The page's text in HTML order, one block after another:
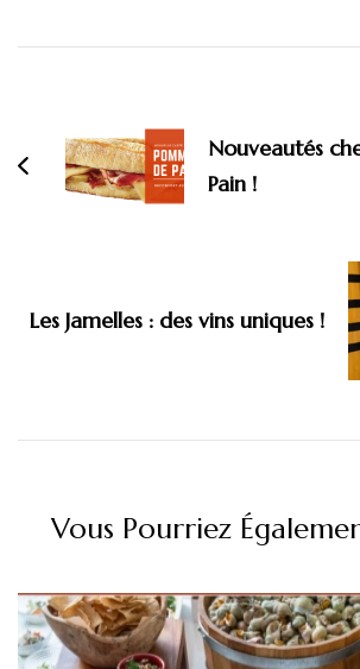
Nouveautés
Pain !
Les Jamelles : des vins uniques !
Vous Pourriez